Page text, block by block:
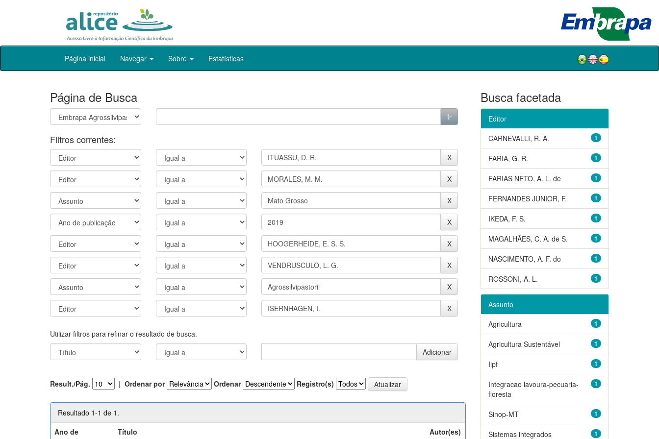
Skip
Página inicial Navegar Sobre Estatísticas
Página de Busca
Filtros correntes:
Utilizar filtros para refinar o resultado de busca.
Result./Pág. | Ordenar por Ordenar Registro(s)
Resultado 1-1 de 1.
Ano de
Título Autor(es)
Busca facetada
Editor
1
CARNEVALLI, R. A.
1
FARIA, G. R.
1
FARIAS NETO, A. L. de
1
FERNANDES JUNIOR, F.
1
IKEDA, F. S.
1
MAGALHÃES, C. A. de S.
1
NASCIMENTO, A. F. do
1
ROSSONI, A. L.
Assunto
1
Agricultura
1
Agricultura Sustentável
1
Ilpf
1
Integracao lavoura-pecuaria-
floresta
1
Sinop-MT
1
Sistemas integrados